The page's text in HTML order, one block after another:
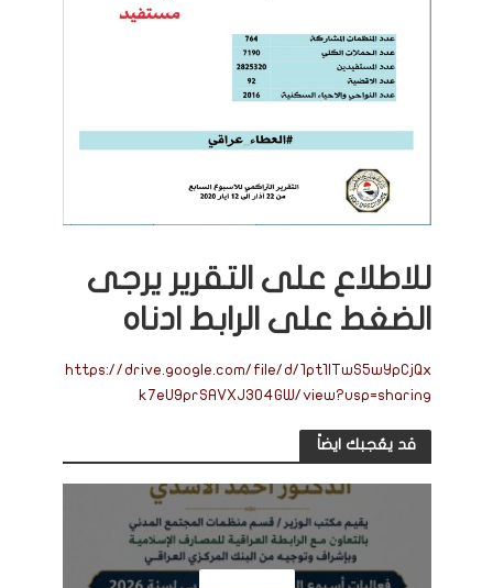
للاطلاع على التقرير يرجى
الضغط على الرابط ادناه
https://drive.google.com/file/d/1pt1lTwS5wYpCjQx
k7eU9prSAVXJ304GW/view?usp=sharing
قد يعُجبك ايضاً